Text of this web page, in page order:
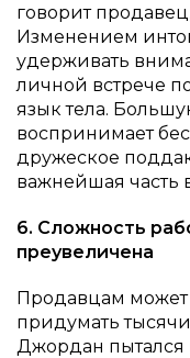
говорит
Изменением
удерживать
личной встрече
язык тела.
воспринимает
дружеское
важнейшая часть
6. Сложность
преувеличена
Продавцам может
придумать
Джордан пытался